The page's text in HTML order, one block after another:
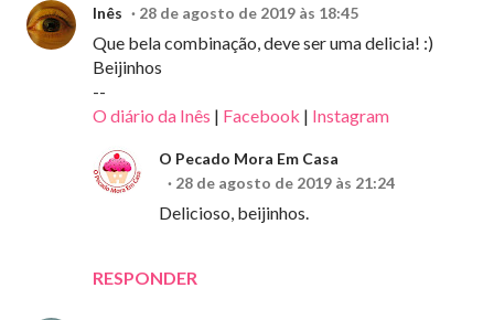
Inês 28 de agosto de 2019 às 18:45
Que bela combinação, deve ser uma delicia! :)
Beijinhos
--
O diário da Inês | Facebook | Instagram
RESPONDER
O Pecado Mora Em Casa
28 de agosto de 2019 às 21:24
Delicioso, beijinhos.